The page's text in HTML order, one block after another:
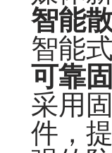
智能
智能
可靠
采用
件，